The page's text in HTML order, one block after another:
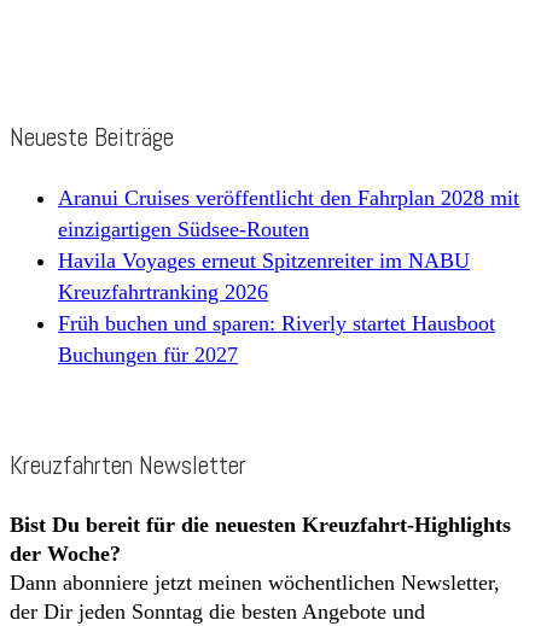
Neueste Beiträge
Aranui Cruises veröffentlicht den Fahrplan 2028 mit
einzigartigen Südsee-Routen
Havila Voyages erneut Spitzenreiter im NABU
Kreuzfahrtranking 2026
Früh buchen und sparen: Riverly startet Hausboot
Buchungen für 2027
Kreuzfahrten Newsletter
Bist Du bereit für die neuesten Kreuzfahrt-Highlights
der Woche?
Dann abonniere jetzt meinen wöchentlichen Newsletter,
der Dir jeden Sonntag die besten Angebote und